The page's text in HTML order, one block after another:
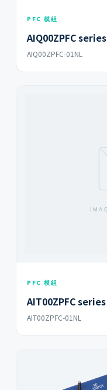
PFC 模組
AIQ00ZPFC series
AIQ00ZPFC-01NL
PFC 模組
AIT00ZPFC series
AIT00ZPFC-01NL